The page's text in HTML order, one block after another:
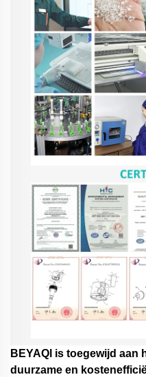
BEYAQl is toegewijd aan
duurzame en